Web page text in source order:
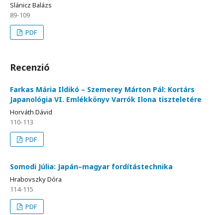
Slánicz Balázs
89-109
PDF
Recenzió
Farkas Mária Ildikó – Szemerey Márton Pál: Kortárs
Japanológia VI. Emlékkönyv Varrók Ilona tiszteletére
Horváth Dávid
110-113
PDF
Somodi Júlia: Japán–magyar fordítástechnika
Hrabovszky Dóra
114-115
PDF